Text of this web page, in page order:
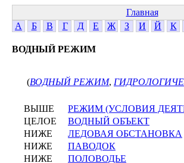
Главная
А
Б В Г Д Е Ж З И Й К
ВОДНЫЙ РЕЖИМ
(ВОДНЫЙ РЕЖИМ,
ВЫШЕ
РЕЖИМ (УСЛОВИЯ
ЦЕЛОЕ
ВОДНЫЙ ОБЪЕКТ
НИЖЕ
ЛЕДОВАЯ ОБСТАНОВКА
НИЖЕ
ПАВОДОК
НИЖЕ
ПОЛОВОДЬЕ